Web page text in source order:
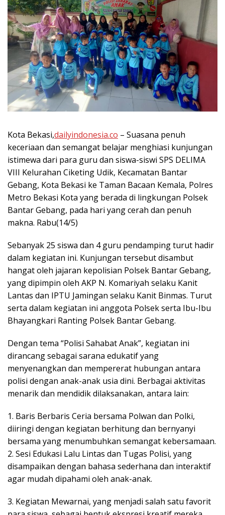
Kota Bekasi,dailyindonesia.co – Suasana penuh
keceriaan dan semangat belajar menghiasi kunjungan
istimewa dari para guru dan siswa-siswi SPS DELIMA
VIII Kelurahan Ciketing Udik, Kecamatan Bantar
Gebang, Kota Bekasi ke Taman Bacaan Kemala, Polres
Metro Bekasi Kota yang berada di lingkungan Polsek
Bantar Gebang, pada hari yang cerah dan penuh
makna. Rabu(14/5)
Sebanyak 25 siswa dan 4 guru pendamping turut hadir
dalam kegiatan ini. Kunjungan tersebut disambut
hangat oleh jajaran kepolisian Polsek Bantar Gebang,
yang dipimpin oleh AKP N. Komariyah selaku Kanit
Lantas dan IPTU Jamingan selaku Kanit Binmas. Turut
serta dalam kegiatan ini anggota Polsek serta Ibu-Ibu
Bhayangkari Ranting Polsek Bantar Gebang.
Dengan tema “Polisi Sahabat Anak”, kegiatan ini
dirancang sebagai sarana edukatif yang
menyenangkan dan mempererat hubungan antara
polisi dengan anak-anak usia dini. Berbagai aktivitas
menarik dan mendidik dilaksanakan, antara lain:
1. Baris Berbaris Ceria bersama Polwan dan Polki,
diiringi dengan kegiatan berhitung dan bernyanyi
bersama yang menumbuhkan semangat kebersamaan.
2. Sesi Edukasi Lalu Lintas dan Tugas Polisi, yang
disampaikan dengan bahasa sederhana dan interaktif
agar mudah dipahami oleh anak-anak.
3. Kegiatan Mewarnai, yang menjadi salah satu favorit